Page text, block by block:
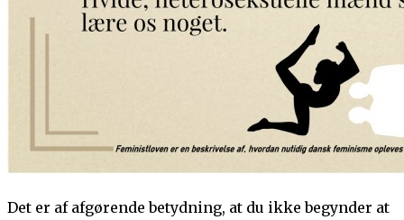
Det er af afgørende betydning, at du ikke begynder at